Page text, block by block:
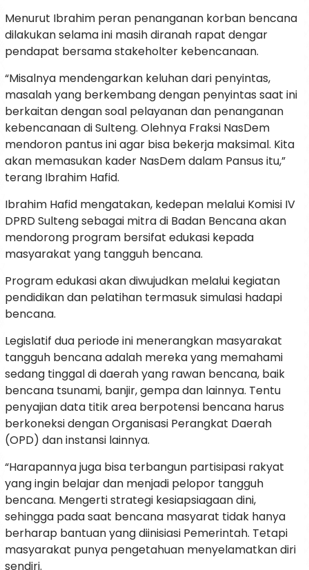
Menurut Ibrahim peran penanganan korban bencana
dilakukan selama ini masih diranah rapat dengar
pendapat bersama stakeholter kebencanaan.
“Misalnya mendengarkan keluhan dari penyintas,
masalah yang berkembang dengan penyintas saat ini
berkaitan dengan soal pelayanan dan penanganan
kebencanaan di Sulteng. Olehnya Fraksi NasDem
mendoron pantus ini agar bisa bekerja maksimal. Kita
akan memasukan kader NasDem dalam Pansus itu,”
terang Ibrahim Hafid.
Ibrahim Hafid mengatakan, kedepan melalui Komisi IV
DPRD Sulteng sebagai mitra di Badan Bencana akan
mendorong program bersifat edukasi kepada
masyarakat yang tangguh bencana.
Program edukasi akan diwujudkan melalui kegiatan
pendidikan dan pelatihan termasuk simulasi hadapi
bencana.
Legislatif dua periode ini menerangkan masyarakat
tangguh bencana adalah mereka yang memahami
sedang tinggal di daerah yang rawan bencana, baik
bencana tsunami, banjir, gempa dan lainnya. Tentu
penyajian data titik area berpotensi bencana harus
berkoneksi dengan Organisasi Perangkat Daerah
(OPD) dan instansi lainnya.
“Harapannya juga bisa terbangun partisipasi rakyat
yang ingin belajar dan menjadi pelopor tangguh
bencana. Mengerti strategi kesiapsiagaan dini,
sehingga pada saat bencana masyarat tidak hanya
berharap bantuan yang diinisiasi Pemerintah. Tetapi
masyarakat punya pengetahuan menyelamatkan diri
sendiri.